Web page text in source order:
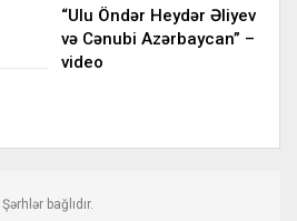
“Ulu Öndər Heydər Əliyev
və Cənubi Azərbaycan” –
video
Şərhlər bağlıdır.